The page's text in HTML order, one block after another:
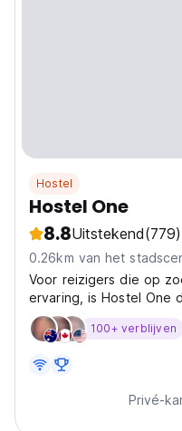
Hostel
Hostel One
8.8Uitstekend(779)
0.26km van het
Voor reizigers die op
ervaring, is Hostel One
100+ verblijven
Privé-